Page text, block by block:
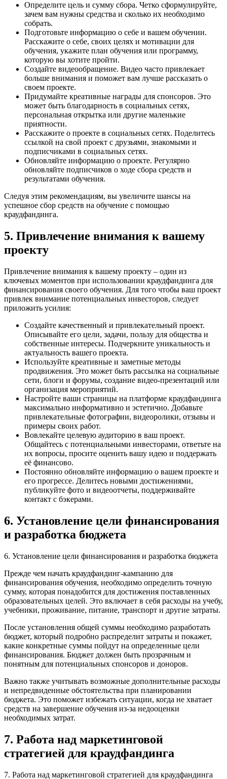
Определите цель и сумму сбора. Четко сформулируйте,
зачем вам нужны средства и сколько их необходимо
собрать.
Подготовьте информацию о себе и вашем обучении.
Расскажите о себе, своих целях и мотивации для
обучения, укажите план обучения или программу,
которую вы хотите пройти.
Создайте видеообращение. Видео часто привлекает
больше внимания и поможет вам лучше рассказать о
своем проекте.
Придумайте креативные награды для спонсоров. Это
может быть благодарность в социальных сетях,
персональная открытка или другие маленькие
приятности.
Расскажите о проекте в социальных сетях. Поделитесь
ссылкой на свой проект с друзьями, знакомыми и
подписчиками в социальных сетях.
Обновляйте информацию о проекте. Регулярно
обновляйте подписчиков о ходе сбора средств и
результатами обучения.
Следуя этим рекомендациям, вы увеличите шансы на
успешное сбор средств на обучение с помощью
краудфандинга.
5. Привлечение внимания к вашему
проекту
Привлечение внимания к вашему проекту – один из
ключевых моментов при использовании краудфандинга для
финансирования своего обучения. Для того чтобы ваш проект
привлек внимание потенциальных инвесторов, следует
приложить усилия:
Создайте качественный и привлекательный проект.
Описывайте его цели, задачи, пользу для общества и
собственные интересы. Подчеркните уникальность и
актуальность вашего проекта.
Используйте креативные и заметные методы
продвижения. Это может быть рассылка на социальные
сети, блоги и форумы, создание видео-презентаций или
организация мероприятий.
Настройте ваши страницы на платформе краудфандинга
максимально информативно и эстетично. Добавьте
привлекательные фотографии, видеоролики, отзывы и
примеры своих работ.
Вовлекайте целевую аудиторию в ваш проект.
Общайтесь с потенциальными инвесторами, ответьте на
их вопросы, просите оценить вашу идею и поддержать
её финансово.
Постоянно обновляйте информацию о вашем проекте и
его прогрессе. Делитесь новыми достижениями,
публикуйте фото и видеоотчеты, поддерживайте
контакт с бэкерами.
6. Установление цели финансирования
и разработка бюджета
6. Установление цели финансирования и разработка бюджета
Прежде чем начать краудфандинг-кампанию для
финансирования обучения, необходимо определить точную
сумму, которая понадобится для достижения поставленных
образовательных целей. Это включает в себя расходы на учебу,
учебники, проживание, питание, транспорт и другие затраты.
После установления общей суммы необходимо разработать
бюджет, который подробно распределит затраты и покажет,
какие конкретные суммы пойдут на определенные цели
финансирования. Бюджет должен быть прозрачным и
понятным для потенциальных спонсоров и доноров.
Важно также учитывать возможные дополнительные расходы
и непредвиденные обстоятельства при планировании
бюджета. Это поможет избежать ситуации, когда не хватает
средств на завершение обучения из-за недооценки
необходимых затрат.
7. Работа над маркетинговой
стратегией для краудфандинга
7. Работа над маркетинговой стратегией для краудфандинга